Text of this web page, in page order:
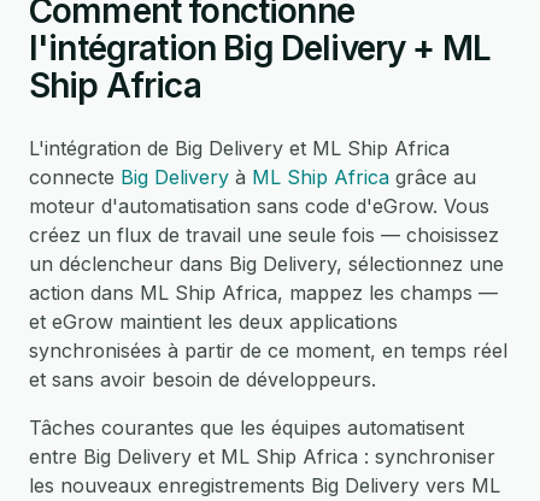
Comment fonctionne
l'intégration Big Delivery + ML
Ship Africa
L'intégration de Big Delivery et ML Ship Africa
connecte Big Delivery à ML Ship Africa grâce au
moteur d'automatisation sans code d'eGrow. Vous
créez un flux de travail une seule fois — choisissez
un déclencheur dans Big Delivery, sélectionnez une
action dans ML Ship Africa, mappez les champs —
et eGrow maintient les deux applications
synchronisées à partir de ce moment, en temps réel
et sans avoir besoin de développeurs.
Tâches courantes que les équipes automatisent
entre Big Delivery et ML Ship Africa : synchroniser
les nouveaux enregistrements Big Delivery vers ML